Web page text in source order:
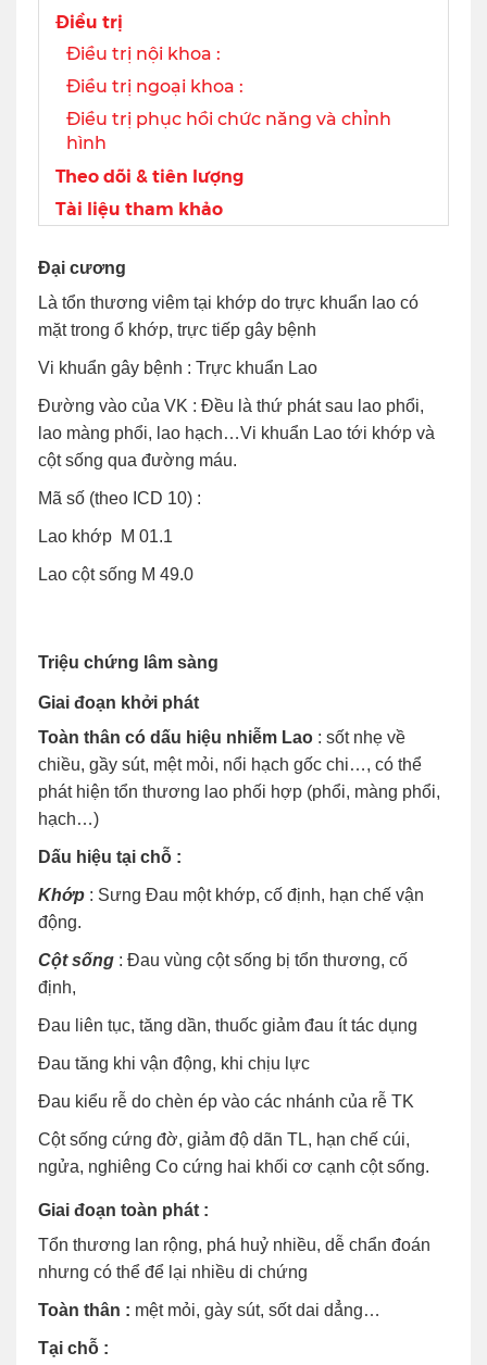
Điều trị
Điều trị nội khoa :
Điều trị ngoại khoa :
Điều trị phục hồi chức năng và chỉnh
hình
Theo dõi & tiên lượng
Tài liệu tham khảo
Đại cương
Là tổn thương viêm tại khớp do trực khuẩn lao có
mặt trong ổ khớp, trực tiếp gây bệnh
Vi khuẩn gây bệnh : Trực khuẩn Lao
Đường vào của VK : Đều là thứ phát sau lao phổi,
lao màng phổi, lao hạch…Vi khuẩn Lao tới khớp và
cột sống qua đường máu.
Mã số (theo ICD 10) :
Lao khớp M 01.1
Lao cột sống M 49.0
Triệu chứng lâm sàng
Giai đoạn khởi phát
Toàn thân có dấu hiệu nhiễm Lao : sốt nhẹ về
chiều, gầy sút, mệt mỏi, nổi hạch gốc chi…, có thể
phát hiện tổn thương lao phối hợp (phổi, màng phổi,
hạch…)
Dấu hiệu tại chỗ :
Khớp : Sưng Đau một khớp, cố định, hạn chế vận
động.
Cột sống : Đau vùng cột sống bị tổn thương, cố
định,
Đau liên tục, tăng dần, thuốc giảm đau ít tác dụng
Đau tăng khi vận động, khi chịu lực
Đau kiểu rễ do chèn ép vào các nhánh của rễ TK
Cột sống cứng đờ, giảm độ dãn TL, hạn chế cúi,
ngửa, nghiêng Co cứng hai khối cơ cạnh cột sống.
Giai đoạn toàn phát :
Tổn thương lan rộng, phá huỷ nhiều, dễ chẩn đoán
nhưng có thể để lại nhiều di chứng
Toàn thân : mệt mỏi, gày sút, sốt dai dẳng…
Tại chỗ :